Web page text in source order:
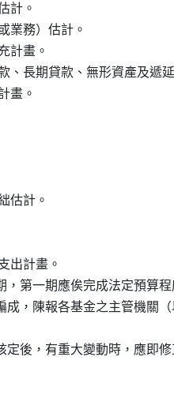
計。
或業務）估計。
計畫。
款、長期貸款、無形資產及遞
畫。
估計。
支出計畫。
，第一期應俟完成法定預算
成，陳報各基金之主管機關
定後，有重大變動時，應即